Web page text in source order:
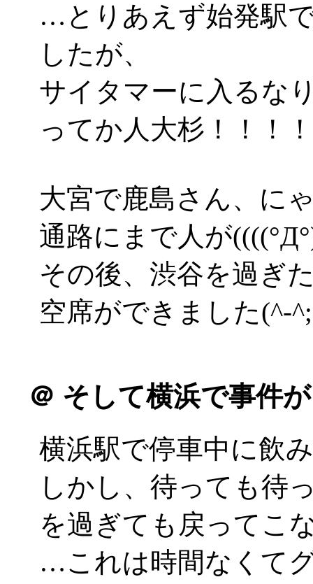
…とりあえず始発駅
したが、
サイタマーに入るな
ってか人大杉！！！！
大宮で鹿島さん、に
通路にまで人が
その後、渋谷を過ぎ
空席ができました(^-
＠ そして横浜で事件
横浜駅で停車中に飲
しかし、待っても待
を過ぎても戻ってこ
…これは時間なくて